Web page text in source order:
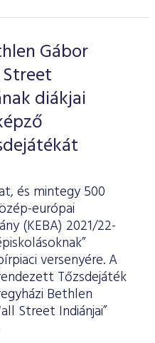
Gábor
diákjai
és mintegy 500
európai
(KEBA) 2021/22-
versenyére. A
Tőzsdejáték
Bethlen
Street Indiánjai”